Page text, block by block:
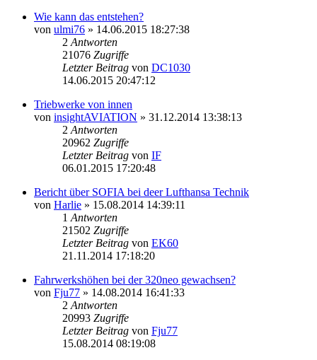
Wie kann das entstehen?
von ulmi76 » 14.06.2015 18:27:38
2 Antworten
21076 Zugriffe
Letzter Beitrag von DC1030
14.06.2015 20:47:12
Triebwerke von innen
von insightAVIATION » 31.12.2014 13:38:13
2 Antworten
20962 Zugriffe
Letzter Beitrag von IF
06.01.2015 17:20:48
Bericht über SOFIA bei deer Lufthansa Technik
von Harlie » 15.08.2014 14:39:11
1 Antworten
21502 Zugriffe
Letzter Beitrag von EK60
21.11.2014 17:18:20
Fahrwerkshöhen bei der 320neo gewachsen?
von Fju77 » 14.08.2014 16:41:33
2 Antworten
20993 Zugriffe
Letzter Beitrag von Fju77
15.08.2014 08:19:08